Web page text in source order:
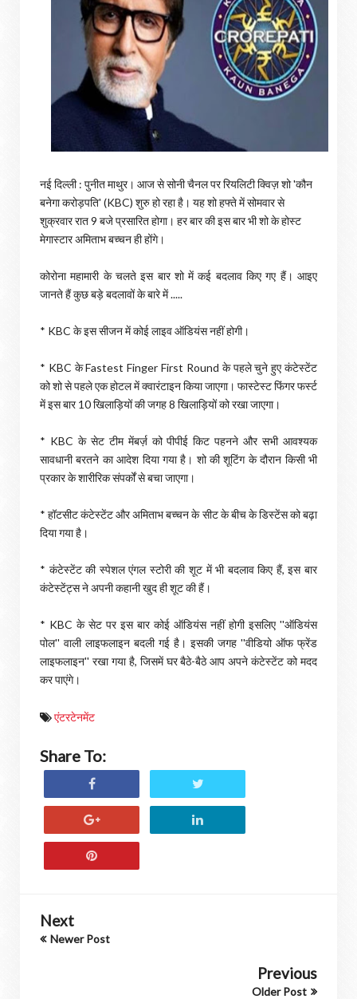
नई दिल्ली : पुनीत माथुर। आज से सोनी चैनल पर रियलिटी क्विज़ शो 'कौन
बनेगा करोड़पति' (KBC) शुरु हो रहा है। यह शो हफ्ते में सोमवार से
शुक्रवार रात 9 बजे प्रसारित होगा। हर बार की इस बार भी शो के होस्ट
मेगास्टार अमिताभ बच्चन ही होंगे।
कोरोना महामारी के चलते इस बार शो में कई बदलाव किए गए हैं। आइए
जानते हैं कुछ बड़े बदलावों के बारे में .....
* KBC के इस सीजन में कोई लाइव ऑडियंस नहीं होगी।
* KBC के Fastest Finger First Round के पहले चुने हुए कंटेस्टेंट
को शो से पहले एक होटल में क्वारंटाइन किया जाएगा। फास्टेस्ट फिंगर फर्स्ट
में इस बार 10 खिलाड़ियों की जगह 8 खिलाड़ियों को रखा जाएगा।
* KBC के सेट टीम मेंबर्ज़ को पीपीई किट पहनने और सभी आवश्यक
सावधानी बरतने का आदेश दिया गया है। शो की शूटिंग के दौरान किसी भी
प्रकार के शारीरिक संपर्कों से बचा जाएगा।
* हॉटसीट कंटेस्टेंट और अमिताभ बच्चन के सीट के बीच के डिस्टेंस को बढ़ा
दिया गया है।
* कंटेस्टेंट की स्पेशल एंगल स्टोरी की शूट में भी बदलाव किए हैं, इस बार
कंटेस्टेंट्स ने अपनी कहानी खुद ही शूट की हैं।
* KBC के सेट पर इस बार कोई ऑडियंस नहीं होगी इसलिए ''ऑडियंस
पोल'' वाली लाइफलाइन बदली गई है। इसकी जगह ''वीडियो ऑफ फ्रेंड
लाइफलाइन'' रखा गया है, जिसमें घर बैठे-बैठे आप अपने कंटेस्टेंट को मदद
कर पाएंगे।
एंटरटेनमेंट
Share To:
Next
Newer Post
Previous
Older Post